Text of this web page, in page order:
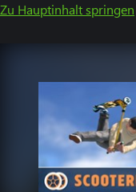
Zu Hauptinhalt springen